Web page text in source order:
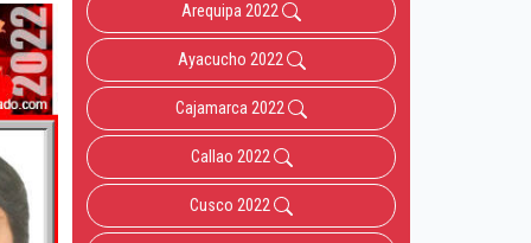
Arequipa 2022
Ayacucho 2022
Cajamarca 2022
Callao 2022
Cusco 2022